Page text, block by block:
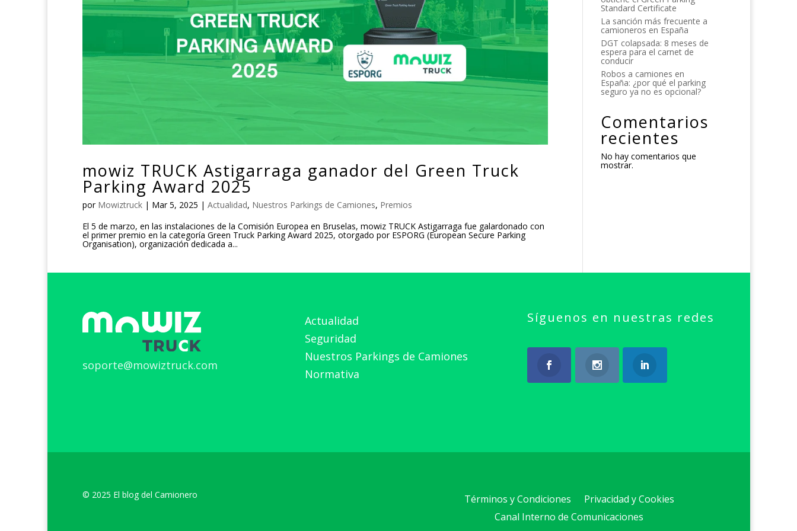
mowiz TRUCK Astigarraga ganador del Green Truck
Parking Award 2025
por Mowiztruck| Mar 5, 2025 | Actualidad, Nuestros Parkings de Camiones, Premios
El 5 de marzo, en las instalaciones de la Comisión Europea en Bruselas, mowiz TRUCK Astigarraga fue galardonado con
el primer premio en la categoría Green Truck Parking Award 2025, otorgado por ESPORG (European Secure Parking
Organisation), organización dedicada a...
Standard Certificate
La sanción más frecuente a
camioneros en España
DGT colapsada: 8 meses de
espera para el carnet de
conducir
Robos a camiones en
España: ¿por qué el parking
seguro ya no es opcional?
Comentarios
recientes
No hay comentarios que
mostrar.
soporte@mowiztruck.com
Actualidad
Seguridad
Nuestros Parkings de Camiones
Normativa
Síguenos en nuestras redes
© 2025 El blog del Camionero Términos y Condiciones
Privacidad y Cookies
Canal Interno de Comunicaciones